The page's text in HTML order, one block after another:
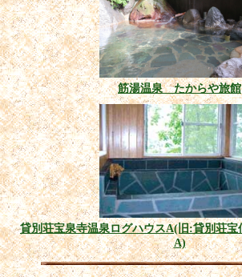
筋湯温泉 たからや旅館
貸別荘宝泉寺温泉ログハウスA(旧:貸別荘宝
A)